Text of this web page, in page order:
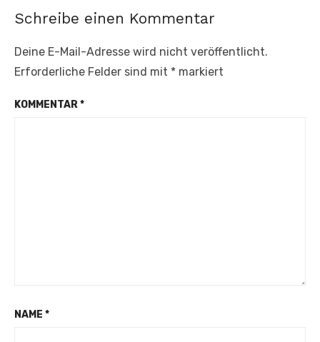
Schreibe einen Kommentar
Deine E-Mail-Adresse wird nicht veröffentlicht.
Erforderliche Felder sind mit * markiert
KOMMENTAR*
NAME *